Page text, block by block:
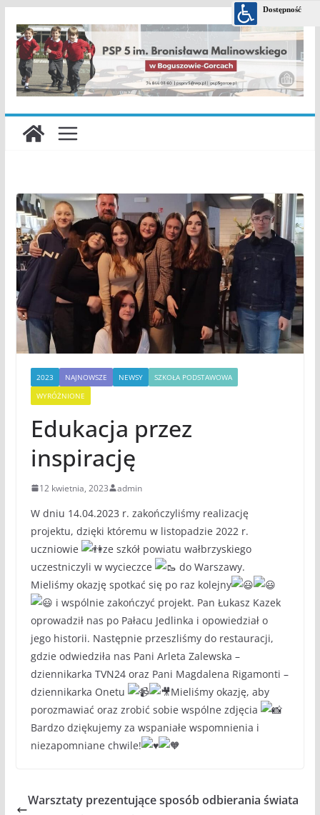
treści
2023 NAJNOWSZE NEWSY
SZKOŁA PODSTAWOWA
WYRÓŻNIONE
Edukacja przez
inspirację
12 kwietnia, 2023 admin
W dniu 14.04.2023 r. zakończyliśmy realizację
projektu, dzięki któremu w listopadzie 2022 r.
uczniowie
ze szkół powiatu wałbrzyskiego
uczestniczyli w wycieczce
do Warszawy.
Mieliśmy okazję spotkać się po raz kolejny
i wspólnie zakończyć projekt. Pan Łukasz Kazek
oprowadził nas po Pałacu Jedlinka i opowiedział o
jego historii. Następnie przeszliśmy do restauracji,
gdzie odwiedziła nas Pani Arleta Zalewska –
dziennikarka TVN24 oraz Pani Magdalena Rigamonti –
dziennikarka Onetu
Mieliśmy okazję, aby
porozmawiać oraz zrobić sobie wspólne zdjęcia
Bardzo dziękujemy za wspaniałe wspomnienia i
niezapomniane chwile!
Warsztaty prezentujące sposób odbierania świata